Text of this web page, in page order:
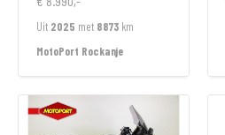
Uit 2025 met 8873 km
MotoPort Rockanje